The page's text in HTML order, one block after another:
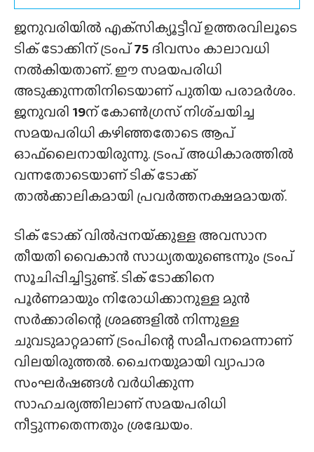
ജനുവരിയിൽ എക്‌സിക്യൂട്ടീവ് ഉത്തരവിലൂടെ
ടിക് ടോക്കിന് ട്രംപ്75 ദിവസം കാലാവധി
നൽകിയതാണ്. ഈ സമയപരിധി
അടുക്കുന്നതിനിടെയാണ് പുതിയ പരാമർശം.
ജനുവരി 19ന് കോൺഗ്രസ് നിശ്‌ചയിച്ച
സമയപരിധി കഴിഞ്ഞതോടെ ആപ്
ഓഫ്‌ലൈനായിരുന്നു. ട്രംപ് അധികാരത്തിൽ
വന്നതോടെയാണ് ടിക് ടോക്ക്
താൽക്കാലികമായി പ്രവർത്തനക്ഷമമായത്.
ടിക് ടോക്ക് വിൽപ്പനയ്‌ക്കുള്ള അവസാന
തീയതി വൈകാൻ സാധ്യതയുണ്ടെന്നും ട്രംപ്
സൂചിപ്പിച്ചിട്ടുണ്ട്. ടിക് ടോക്കിനെ
പൂർണമായും നിരോധിക്കാനുള്ള മുൻ
സർക്കാരിന്റെ ശ്രമങ്ങളിൽ നിന്നുള്ള
ചുവടുമാറ്റമാണ് ട്രംപിന്റെ സമീപനമെന്നാണ്
വിലയിരുത്തൽ. ചൈനയുമായി വ്യാപാര
സംഘർഷങ്ങൾ വർധിക്കുന്ന
സാഹചര്യത്തിലാണ് സമയപരിധി
നീട്ടുന്നതെന്നതും ശ്രദ്ധേയം.